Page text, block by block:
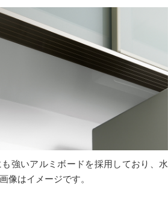
強いアルミボードを採用しており、水
像はイメージです。